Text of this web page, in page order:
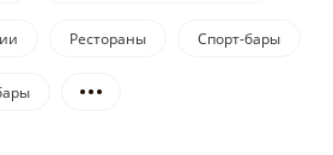
Рестораны Спорт-бары